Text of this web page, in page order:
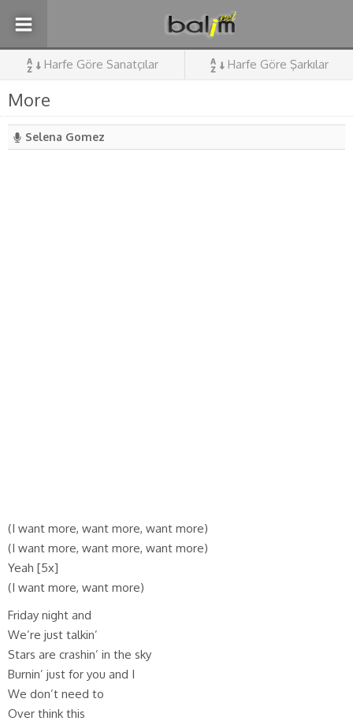
Harfe Göre Sanatçılar Harfe Göre Şarkılar
More
Selena Gomez
(I want more, want more, want more)
(I want more, want more, want more)
Yeah [5x]
(I want more, want more)
Friday night and
We’re just talkin’
Stars are crashin’ in the sky
Burnin’ just for you and I
We don’t need to
Over think this